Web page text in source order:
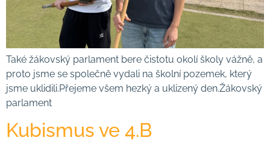
Také žákovský parlament bere čistotu okolí školy vážně, a
proto jsme se společně vydali na školní pozemek, který
jsme uklidili.Přejeme všem hezký a uklizený den.Žákovský
parlament
Kubismus ve 4.B